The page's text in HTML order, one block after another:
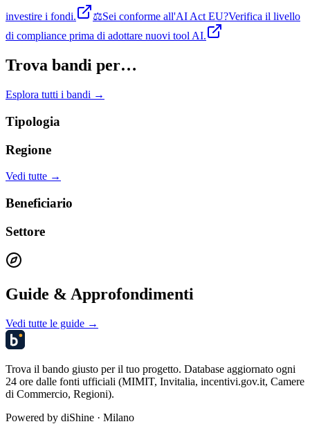
investire i fondi.
⚖️Sei conforme all'AI Act EU?Verifica il livello
di compliance prima di adottare nuovi tool AI.
Trova bandi per…
Esplora tutti i bandi →
Tipologia
Regione
Vedi tutte →
Beneficiario
Settore
Guide & Approfondimenti
Vedi tutte le guide →
Trova il bando giusto per il tuo progetto. Database aggiornato ogni
24 ore dalle fonti ufficiali (MIMIT, Invitalia, incentivi.gov.it, Camere
di Commercio, Regioni).
Powered by diShine · Milano